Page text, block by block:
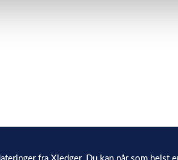
fra Xledger. Du kan når som helst